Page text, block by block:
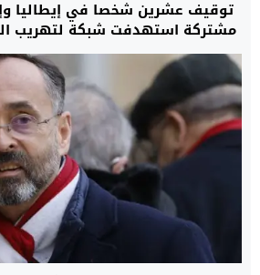
توقيف عشرين شخصا في إيطاليا
مشتركة استهدفت شبكة لتهريب
المغرب نحو مدن